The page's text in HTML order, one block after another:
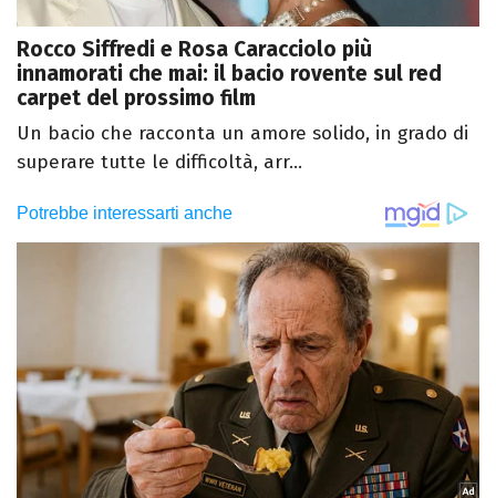
Rocco Siffredi e Rosa Caracciolo più
innamorati che mai: il bacio rovente sul red
carpet del prossimo film
Un bacio che racconta un amore solido, in grado di
superare tutte le difficoltà, arr...